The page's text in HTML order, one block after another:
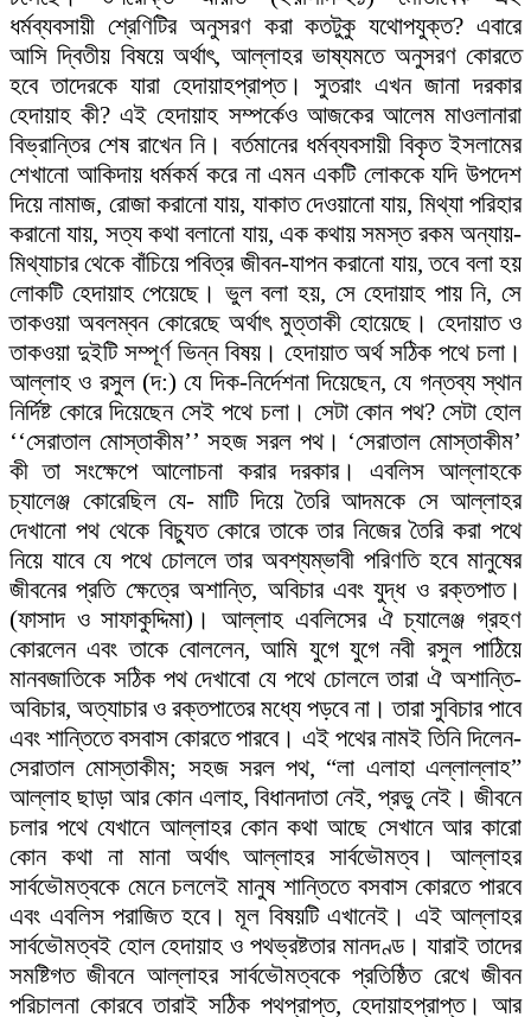
ধর্মব্যবসায়ী শ্রেণিটির অনুসরণ করা কতটুকু যথোপযুক্ত? এবারে
আসি দ্বিতীয় বিষয়ে অর্থাৎ, আল্লাহর ভাষ্যমতে অনুসরণ কোরতে
হবে তাদেরকে যারা হেদায়াহপ্রাপ্ত। সুতরাং এখন জানা দরকার
হেদায়াহ কী? এই হেদায়াহ সম্পর্কেও আজকের আলেম মাওলানারা
বিভ্রান্তির শেষ রাখেন নি। বর্তমানের ধর্মব্যবসায়ী বিকৃত ইসলামের
শেখানো আকিদায় ধর্মকর্ম করে না এমন একটি লোককে যদি উপদেশ
দিয়ে নামাজ, রোজা করানো যায়, যাকাত দেওয়ানো যায়, মিথ্যা পরিহার
করানো যায়, সত্য কথা বলানো যায়, এক কথায় সমস্ত রকম অন্যায়-
মিথ্যাচার থেকে বাঁচিয়ে পবিত্র জীবন-যাপন করানো যায়, তবে বলা হয়
লোকটি হেদায়াহ পেয়েছে। ভুল বলা হয়, সে হেদায়াহ পায় নি, সে
তাকওয়া অবলম্বন কোরেছে অর্থাৎ মুত্তাকী হোয়েছে। হেদায়াত ও
তাকওয়া দুইটি সম্পূর্ণ ভিন্ন বিষয়। হেদায়াত অর্থ সঠিক পথে চলা।
আল্লাহ ও রসুল (দ:) যে দিক-নির্দেশনা দিয়েছেন, যে গন্তব্য স্থান
নির্দিষ্ট কোরে দিয়েছেন সেই পথে চলা। সেটা কোন পথ? সেটা হোল
‘‘সেরাতাল মোস্তাকীম’’ সহজ সরল পথ। ‘সেরাতাল মোস্তাকীম’
কী তা সংক্ষেপে আলোচনা করার দরকার। এবলিস আল্লাহকে
চ্যালেঞ্জ কোরেছিল যে- মাটি দিয়ে তৈরি আদমকে সে আল্লাহর
দেখানো পথ থেকে বিচ্যুত কোরে তাকে তার নিজের তৈরি করা পথে
নিয়ে যাবে যে পথে চোললে তার অবশ্যম্ভাবী পরিণতি হবে মানুষের
জীবনের প্রতি ক্ষেত্রে অশান্তি, অবিচার এবং যুদ্ধ ও রক্তপাত।
(ফাসাদ ও সাফাকুদ্দিমা)। আল্লাহ এবলিসের ঐ চ্যালেঞ্জ গ্রহণ
কোরলেন এবং তাকে বোললেন, আমি যুগে যুগে নবী রসুল পাঠিয়ে
মানবজাতিকে সঠিক পথ দেখাবো যে পথে চোললে তারা ঐ অশান্তি-
অবিচার, অত্যাচার ও রক্তপাতের মধ্যে পড়বে না। তারা সুবিচার পাবে
এবং শান্তিতে বসবাস কোরতে পারবে। এই পথের নামই তিনি দিলেন-
সেরাতাল মোস্তাকীম; সহজ সরল পথ, “লা এলাহা এল্লাল্লাহ”
আল্লাহ ছাড়া আর কোন এলাহ, বিধানদাতা নেই, প্রভু নেই। জীবনে
চলার পথে যেখানে আল্লাহর কোন কথা আছে সেখানে আর কারো
কোন কথা না মানা অর্থাৎ আল্লাহর সার্বভৌমত্ব। আল্লাহর
সার্বভৌমত্বকে মেনে চললেই মানুষ শান্তিতে বসবাস কোরতে পারবে
এবং এবলিস পরাজিত হবে। মূল বিষয়টি এখানেই। এই আল্লাহর
সার্বভৌমত্বই হোল হেদায়াহ ও পথভ্রষ্টতার মানদণ্ড। যারাই তাদের
সমষ্টিগত জীবনে আল্লাহর সার্বভৌমত্বকে প্রতিষ্ঠিত রেখে জীবন
পরিচালনা কোরবে তারাই সঠিক পথপ্রাপ্ত, হেদায়াহপ্রাপ্ত। আর